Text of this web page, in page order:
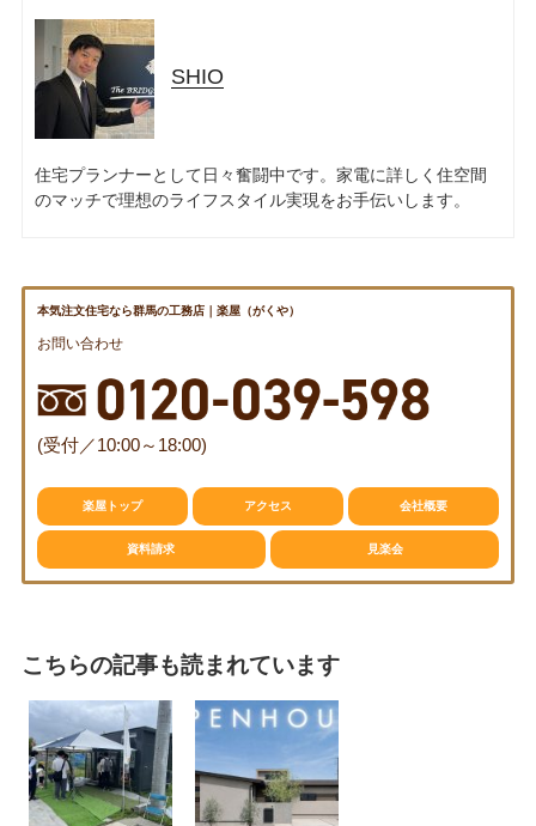
SHIO
住宅プランナーとして日々奮闘中です。家電に詳しく住空間
のマッチで理想のライフスタイル実現をお手伝いします。
本気注文住宅なら群馬の工務店｜楽屋（がくや）
お問い合わせ
(受付／10:00～18:00)
楽屋トップ アクセス 会社概要
資料請求 見楽会
こちらの記事も読まれています
資料請求